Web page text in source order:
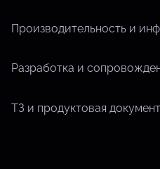
Производительность и
Разработка и
ТЗ и продуктовая